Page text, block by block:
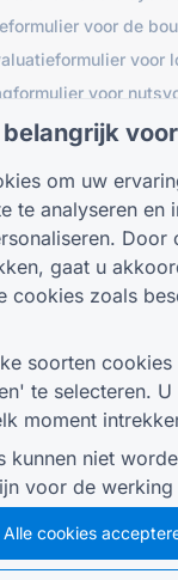
voor de
voor
voor
GEMEENSCHAP
BEDRIJF
Over ons
Neem contact met
ons op
Generator. All
om uw
te analyseren en
Door
gaat u
cookies zoals
soorten
te selecteren. U
moment
kunnen niet
voor de werking
Alle cookies